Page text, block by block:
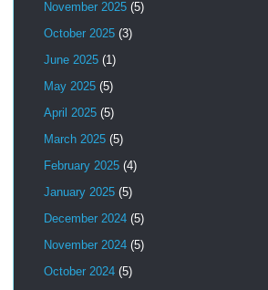
November 2025 (5)
October 2025 (3)
June 2025 (1)
May 2025 (5)
April 2025 (5)
March 2025 (5)
February 2025 (4)
January 2025 (5)
December 2024 (5)
November 2024 (5)
October 2024 (5)